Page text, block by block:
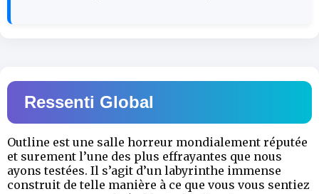
Ressenti Global
Outline est une salle horreur mondialement réputée
et surement l’une des plus effrayantes que nous
ayons testées. Il s’agit d’un labyrinthe immense
construit de telle manière à ce que vous vous sentiez